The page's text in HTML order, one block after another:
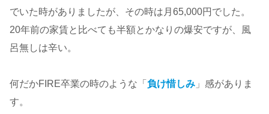
でいた時がありましたが、その時は月65,000円でした。
20年前の家賃と比べても半額とかなりの爆安ですが、風
呂無しは辛い。
何だかFIRE卒業の時のような「 負け惜しみ 」感がありま
す。